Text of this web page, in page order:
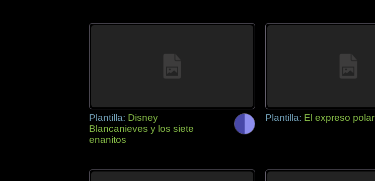
Plantilla: Disney
Blancanieves y los siete
enanitos
Plantilla: El expreso polar